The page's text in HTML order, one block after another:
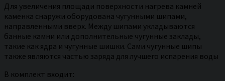
Для увеличения площади поверхности нагрева камней
каменка снаружи оборудована чугунными шипами,
направленными вверх. Между шипами укладываются
банные камни или дополнительные чугунные заклады,
такие как ядра и чугунные шишки. Сами чугунные шипы
также являются частью заряда для лучшего испарения воды
В комплект входит: